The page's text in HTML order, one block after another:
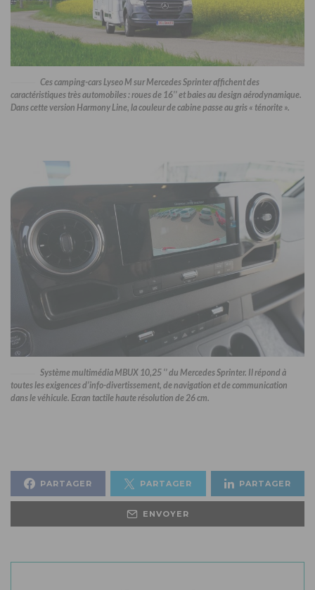
Ces camping-cars Lyseo M sur Mercedes Sprinter affichent des
caractéristiques très automobiles : roues de 16’’ et baies au design aérodynamique.
Dans cette version Harmony Line, la couleur de cabine passe au gris « ténorite ».
Système multimédia MBUX 10,25 ‘’ du Mercedes Sprinter. Il répond à
toutes les exigences d’info-divertissement, de navigation et de communication
dans le véhicule. Ecran tactile haute résolution de 26 cm.
PARTAGER PARTAGER PARTAGER
ENVOYER